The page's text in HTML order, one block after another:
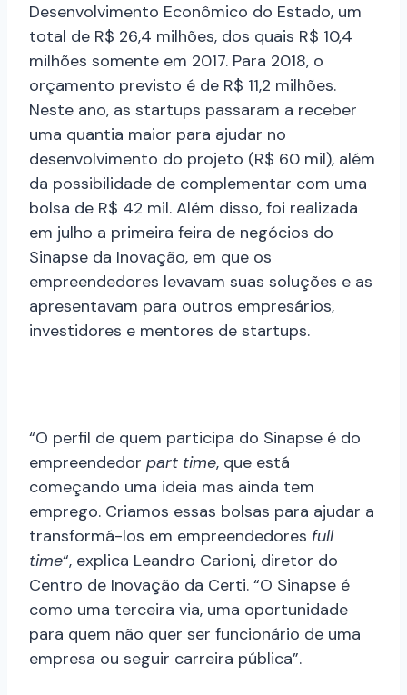
Desenvolvimento Econômico do Estado, um
total de R$ 26,4 milhões, dos quais R$ 10,4
milhões somente em 2017. Para 2018, o
orçamento previsto é de R$ 11,2 milhões.
Neste ano, as startups passaram a receber
uma quantia maior para ajudar no
desenvolvimento do projeto (R$ 60 mil), além
da possibilidade de complementar com uma
bolsa de R$ 42 mil. Além disso, foi realizada
em julho a primeira feira de negócios do
Sinapse da Inovação, em que os
empreendedores levavam suas soluções e as
apresentavam para outros empresários,
investidores e mentores de startups.
“O perfil de quem participa do Sinapse é do
empreendedor part time, que está
começando uma ideia mas ainda tem
emprego. Criamos essas bolsas para ajudar a
transformá-los em empreendedores full
time“, explica Leandro Carioni, diretor do
Centro de Inovação da Certi. “O Sinapse é
como uma terceira via, uma oportunidade
para quem não quer ser funcionário de uma
empresa ou seguir carreira pública”.